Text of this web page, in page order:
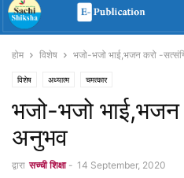
होम विशेष भजो-भजो भाई,भजन करो -
विशेष अध्यात्म चमत्कार
भजो-भजो
अनुभव
द्वारा सच्ची शिक्षा - 14 September, 2020